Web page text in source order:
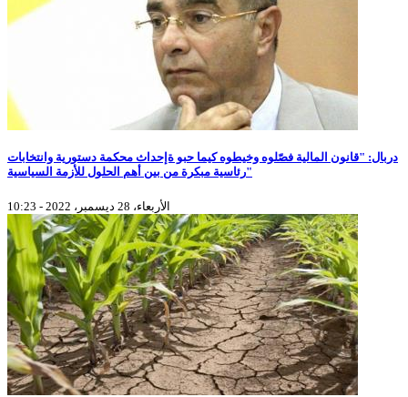
دربال: "قانون المالية فصّلوه وخيطوه كيما حبو ةإحداث محكمة دستورية وانتخابات
رئاسية مبكرة من بين أهم الحلول للأزمة السياسية"
الأربعاء، 28 ديسمبر، 2022 - 10:23